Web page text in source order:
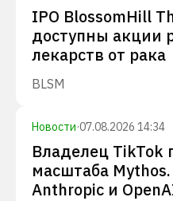
IPO BlossomHill
доступны акции
лекарств от рака
BLSM
Новости·07.08.2026 14:34
Владелец TikTok
масштаба
Anthropic и